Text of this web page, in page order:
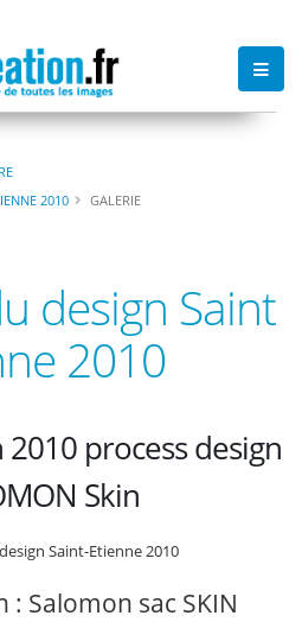
2010
GALERIE
design Saint
2010
process design
Skin
Saint-Etienne 2010
: Salomon sac SKIN